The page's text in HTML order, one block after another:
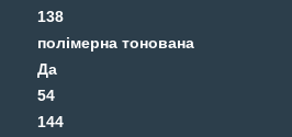
138
полімерна тонована
Да
54
144